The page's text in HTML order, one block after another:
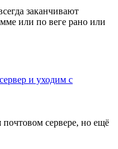
заканчивают
или по веге рано или
и уходим с
почтовом сервере, но ещё